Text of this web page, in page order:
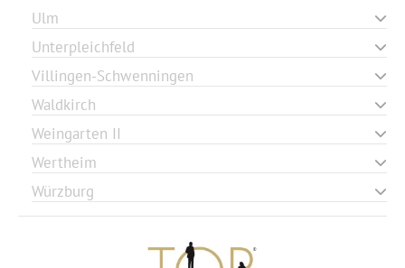
Ulm
Unterpleichfeld
Villingen-Schwenningen
Waldkirch
Weingarten II
Wertheim
Würzburg